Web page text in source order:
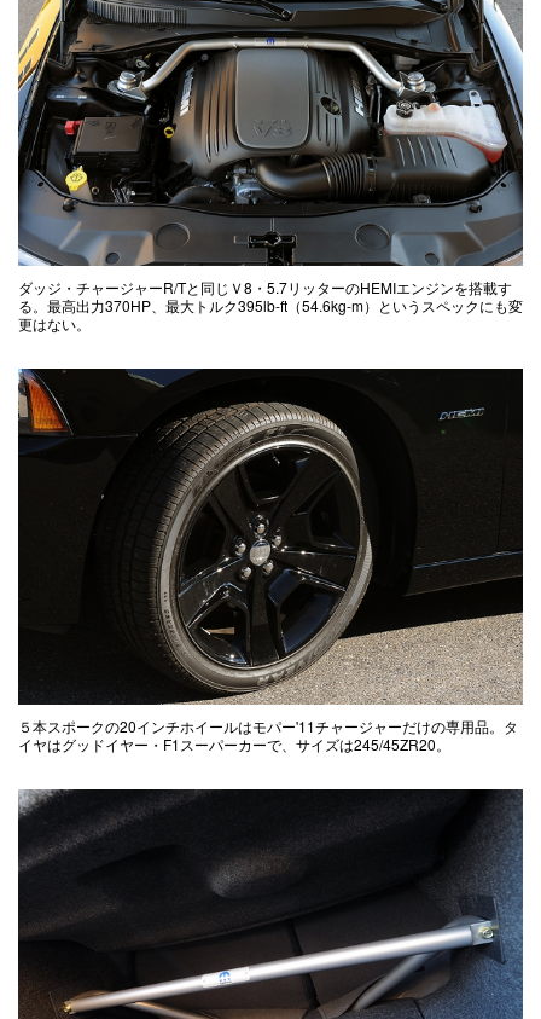
ダッジ・チャージャーR/Tと同じＶ8・5.7リッターのHEMIエンジンを搭載す
る。最高出力370HP、最大トルク395lb-ft（54.6kg-m）というスペックにも変
更はない。
５本スポークの20インチホイールはモパー'11チャージャーだけの専用品。タ
イヤはグッドイヤー・F1スーパーカーで、サイズは245/45ZR20。